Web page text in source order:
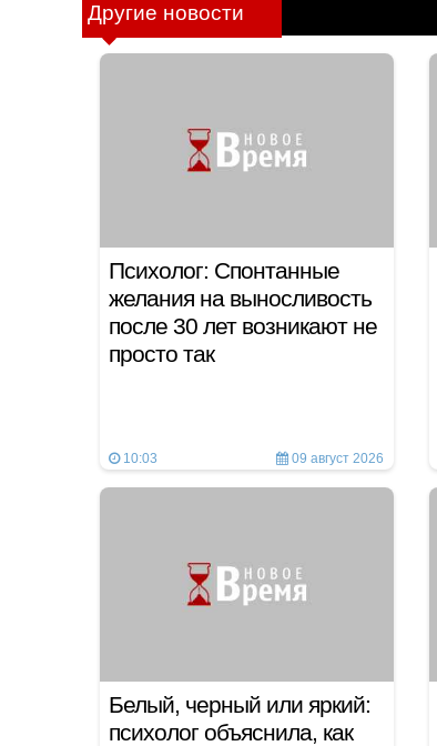
Другие новости
Психолог: Спонтанные
желания на выносливость
после 30 лет возникают не
просто так
10:03 09 август 2026
Белый, черный или яркий:
психолог объяснила, как